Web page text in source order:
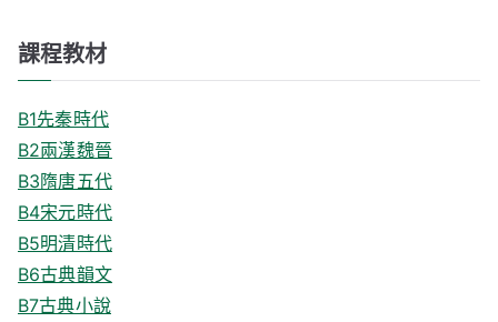
課程教材
B1先秦時代
B2兩漢魏晉
B3隋唐五代
B4宋元時代
B5明清時代
B6古典韻文
B7古典小說